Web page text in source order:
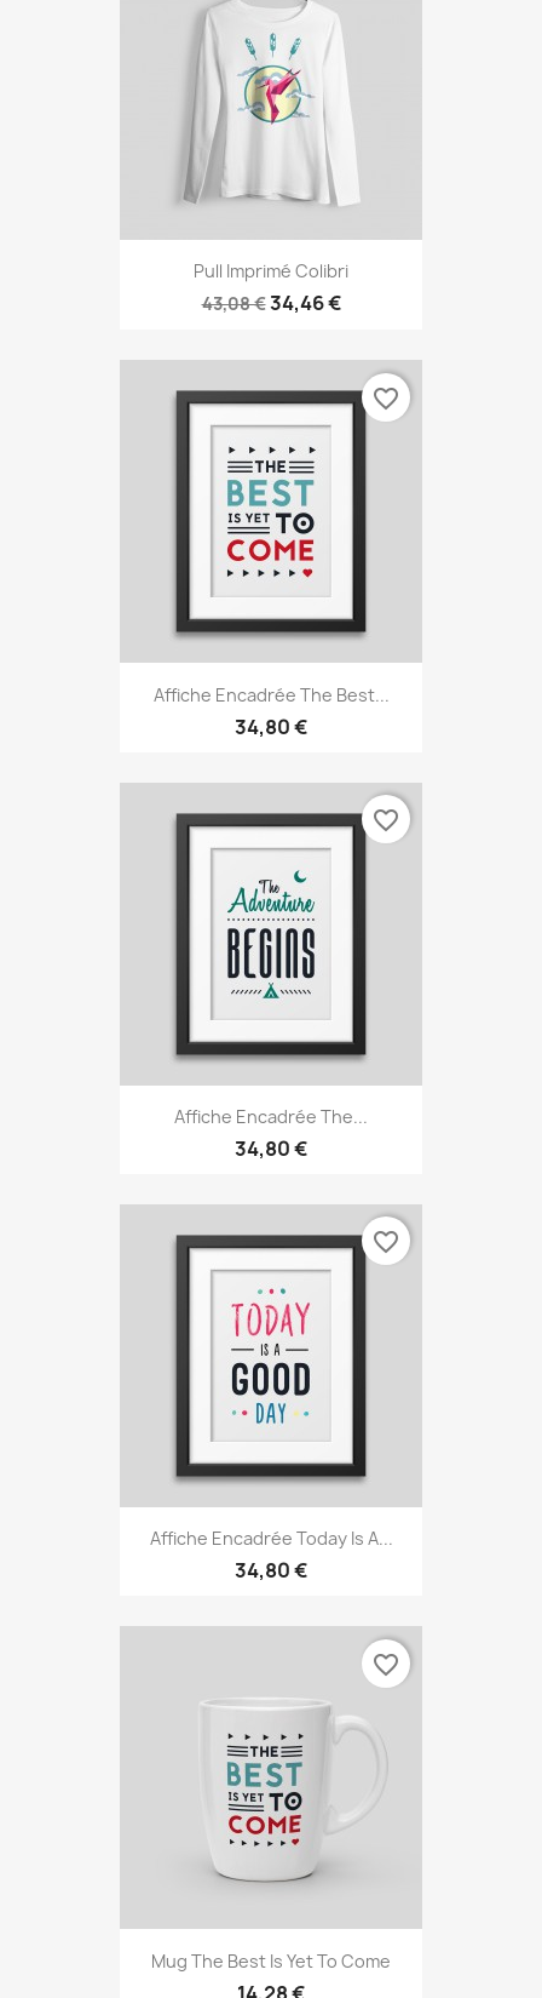
Pull Imprimé Colibri
43,08 €34,46 €
Affiche Encadrée The Best...
34,80 €
favorite_border
Affiche Encadrée The...
34,80 €
favorite_border
Affiche Encadrée Today Is A...
34,80 €
favorite_border
Mug The Best Is Yet To Come
favorite_border